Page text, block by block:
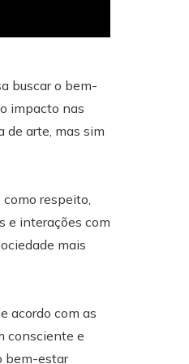
buscar o bem-
impacto nas
de arte, mas sim
respeito,
e interações com
mais
acordo com as
consciente e
bem-estar